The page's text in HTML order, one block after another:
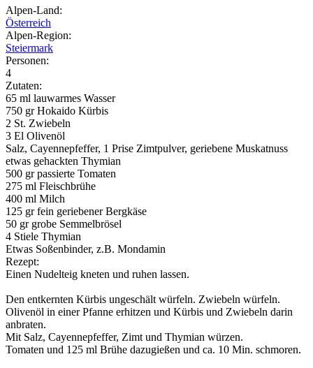
Alpen-Land:
Österreich
Alpen-Region:
Steiermark
Personen:
4
Zutaten:
65 ml lauwarmes Wasser
750 gr Hokaido Kürbis
2 St. Zwiebeln
3 El Olivenöl
Salz, Cayennepfeffer, 1 Prise Zimtpulver, geriebene Muskatnuss
etwas gehackten Thymian
500 gr passierte Tomaten
275 ml Fleischbrühe
400 ml Milch
125 gr fein geriebener Bergkäse
50 gr grobe Semmelbrösel
4 Stiele Thymian
Etwas Soßenbinder, z.B. Mondamin
Rezept:
Einen Nudelteig kneten und ruhen lassen.
Den entkernten Kürbis ungeschält würfeln. Zwiebeln würfeln.
Olivenöl in einer Pfanne erhitzen und Kürbis und Zwiebeln darin
anbraten.
Mit Salz, Cayennepfeffer, Zimt und Thymian würzen.
Tomaten und 125 ml Brühe dazugießen und ca. 10 Min. schmoren.